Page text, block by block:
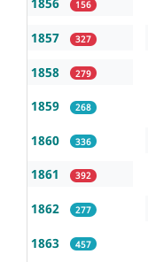
1856 156
1857 327
1858 279
1859 268
1860 336
1861 392
1862 277
1863 457